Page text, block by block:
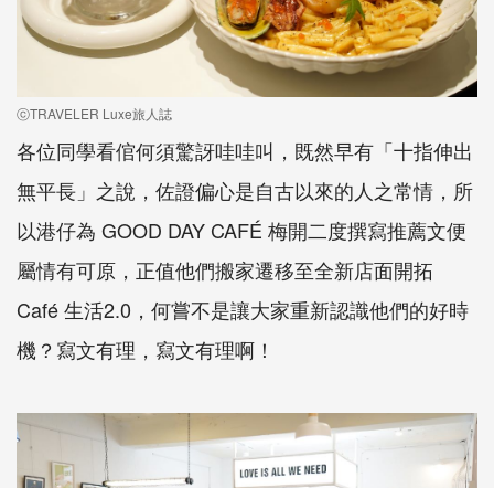
ⓒTRAVELER Luxe旅人誌
各位同學看倌何須驚訝哇哇叫，既然早有「十指伸出
無平長」之說，佐證偏心是自古以來的人之常情，所
以港仔為 GOOD DAY CAFÉ 梅開二度撰寫推薦文便
屬情有可原，正值他們搬家遷移至全新店面開拓
Café 生活2.0，何嘗不是讓大家重新認識他們的好時
機？寫文有理，寫文有理啊！